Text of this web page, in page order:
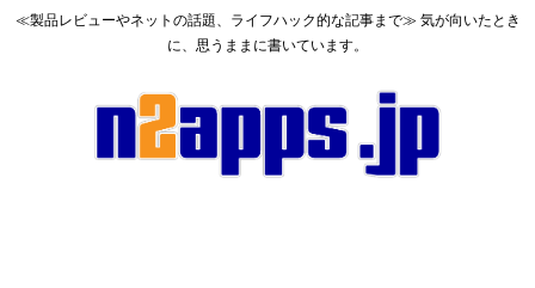
≪製品レビューやネットの話題、ライフハック的な記事まで≫ 気が向いたとき
に、思うままに書いています。